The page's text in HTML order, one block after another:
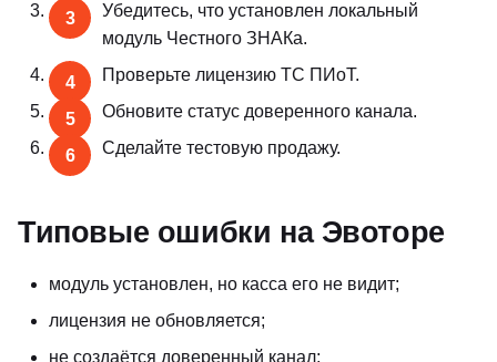
Убедитесь, что установлен локальный
модуль Честного ЗНАКа.
Проверьте лицензию ТС ПИоТ.
Обновите статус доверенного канала.
Сделайте тестовую продажу.
Типовые ошибки на Эвоторе
модуль установлен, но касса его не видит;
лицензия не обновляется;
не создаётся доверенный канал;